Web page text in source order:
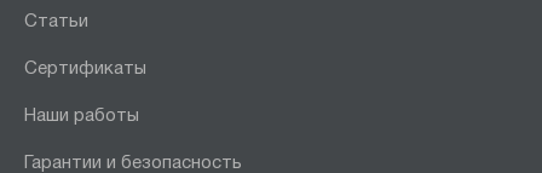
Статьи
Сертификаты
Наши работы
Гарантии и безопасность